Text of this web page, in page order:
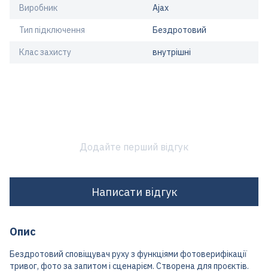
Виробник Ajax
Тип підключення Бездротовий
Клас захисту внутрішні
Додайте перший відгук
Написати відгук
Опис
Бездротовий сповіщувач руху з функціями фотоверифікації
тривог, фото за запитом і сценарієм. Створена для проєктів.